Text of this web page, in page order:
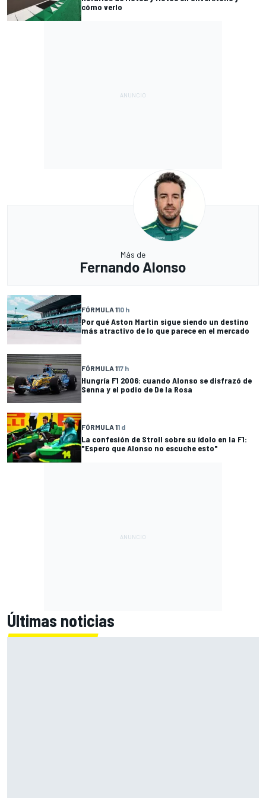
cómo verlo
Más de
Fernando Alonso
FÓRMULA 110 h
Por qué Aston Martin sigue siendo un destino
más atractivo de lo que parece en el mercado
FÓRMULA 117 h
Hungría F1 2006: cuando Alonso se disfrazó de
Senna y el podio de De la Rosa
FÓRMULA 11 d
La confesión de Stroll sobre su ídolo en la F1:
"Espero que Alonso no escuche esto"
Últimas noticias